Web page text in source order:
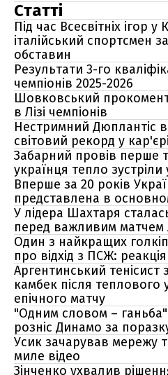
Статті
Під час Всесвітніх ігор
італійський спортсмен
обставин
Результати 3-го
чемпіонів 2025-2026
Шовковський
в Лізі чемпіонів
Нестримний Дюплантіс
світовий рекорд у кар'єрі
Забарний провів перше
українця тепло зустріли
Вперше за 20 років
представлена в
У лідера Шахтаря
перед важливим матчем
Один з найкращих
про відхід з ПСЖ:
Аргентинський
камбек після теплового
епічного матчу
"Одним словом –
розніс Динамо за
Усик зачарував мережу
миле відео
Зінченко ухвалив